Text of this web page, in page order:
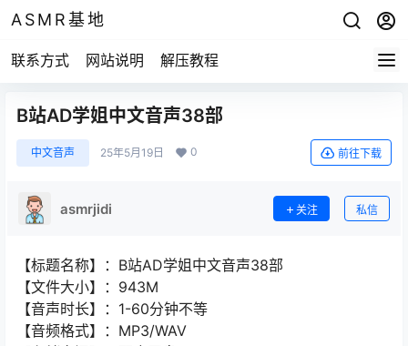
ASMR基地
联系方式 网站说明 解压教程
B站AD学姐中文音声38部
中文音声 25年5月19日 0 前往下载
asmrjidi 关注 私信
【标题名称】：B站AD学姐中文音声38部
【文件大小】：943M
【音声时长】：1-60分钟不等
【音频格式】：MP3/WAV